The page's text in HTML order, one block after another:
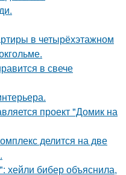
в четырёхэтажном
в свече
проект "Домик на
делится на две
бибер объяснила,